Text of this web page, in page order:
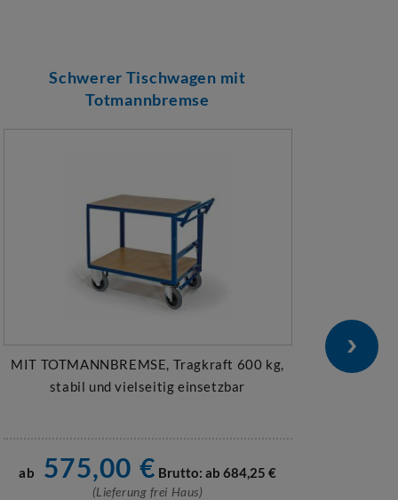
Schwerer Tischwagen mit
Totmannbremse
MIT TOTMANNBREMSE, Tragkraft 600 kg,
stabil und vielseitig einsetzbar
ab 575,00 € Brutto: ab 684,25 €
(Lieferung frei Haus)